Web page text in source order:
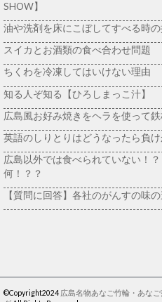
SHOW】
油や洗剤を床にこぼしてすべる時
スイカとお酒類の食べ合わせ問題
ちくわを冷凍してはいけない理由
知る人ぞ知る【ひろしまっこ汁】
広島風お好み焼きをヘラを使って
英語のしりとりはどうなったら負け
広島以外では食べられていない！
何！？？
【質問に回答】各社のがんすの味
©Copyright2024 広島名物あなご竹輪・あな